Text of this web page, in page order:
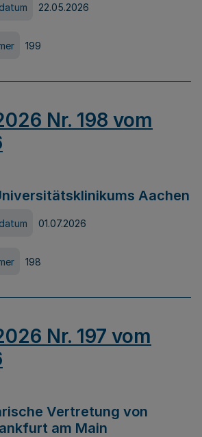
22.05.2026
199
Nr. 198 vom
Aachen
01.07.2026
198
Nr. 197 vom
Vertretung von
am Main